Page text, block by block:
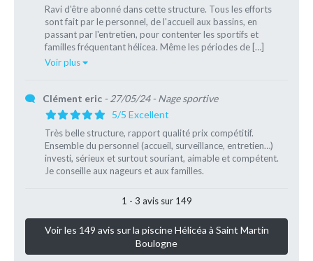
Ravi d'être abonné dans cette structure. Tous les efforts
sont fait par le personnel, de l'accueil aux bassins, en
passant par l'entretien, pour contenter les sportifs et
familles fréquentant hélicea. Même les périodes de […]
Voir plus
Clément eric - 27/05/24- Nage sportive
5/5 Excellent
Très belle structure, rapport qualité prix compétitif.
Ensemble du personnel (accueil, surveillance, entretien…)
investi, sérieux et surtout souriant, aimable et compétent.
Je conseille aux nageurs et aux familles.
1 - 3 avis sur 149
Voir les 149 avis sur la piscine Hélicéa à Saint Martin
Boulogne